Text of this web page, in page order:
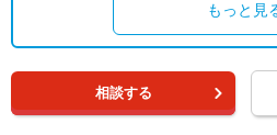
もっと見
相談する